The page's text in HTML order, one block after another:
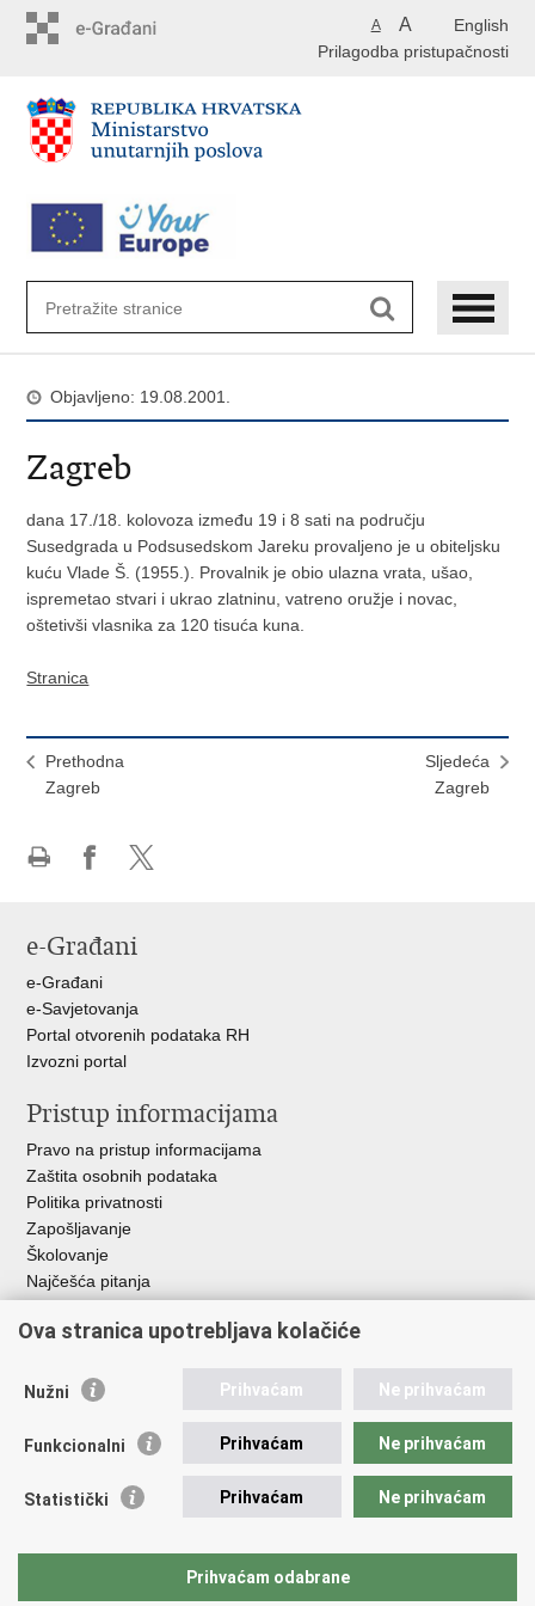
English
A A
Prilagodba pristupačnosti
Objavljeno: 19.08.2001.
Zagreb
dana 17./18. kolovoza između 19 i 8 sati na području
Susedgrada u Podsusedskom Jareku provaljeno je u obiteljsku
kuću Vlade Š. (1955.). Provalnik je obio ulazna vrata, ušao,
ispremetao stvari i ukrao zlatninu, vatreno oružje i novac,
oštetivši vlasnika za 120 tisuća kuna.
Stranica
Prethodna
Zagreb
Sljedeća
Zagreb
Facebooku
X-
e-Građani
e-Građani
e-Savjetovanja
Portal otvorenih podataka RH
Izvozni portal
Pristup informacijama
Pravo na pristup informacijama
Zaštita osobnih podataka
Politika privatnosti
Zapošljavanje
Školovanje
Najčešća pitanja
Važne poveznice
EMN Nacionalna kontaktna točka za Republiku Hrvatsku
Policijska akademija
Zaklada policijske solidarnosti
Udruge
Ova stranica upotrebljava kolačiće
Nužni Prihvaćam Ne prihvaćam
Funkcionalni Prihvaćam Ne prihvaćam
Statistički Prihvaćam Ne prihvaćam
Prihvaćam odabrane